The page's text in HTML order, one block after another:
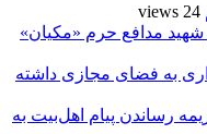
24 views
مدافع حرم «مکیان»
به فضای مجازی داشته
رساندن پیام اهل‌بیت به